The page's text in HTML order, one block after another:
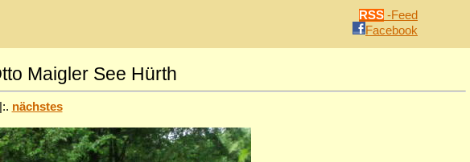
RSS -Feed
Facebook
Maigler See Hürth
nächstes